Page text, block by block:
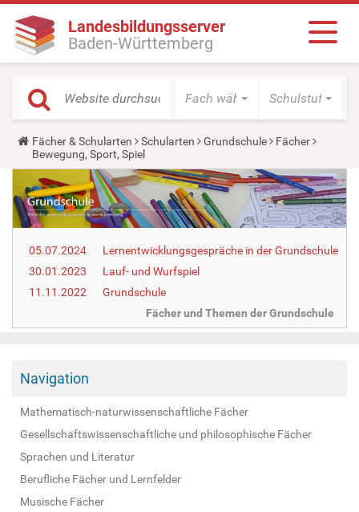
Landesbildungsserver
Baden-Württemberg
Fach wählen Schulstufe
Y
o
u
r
e
h
e
e
:
Fächer & Schularten Schularten Grundschule
Fächer
Bewegung, Sport, Spiel
05.07.2024
Lernentwicklungsgespräche in der Grundschule
30.01.2023
Lauf- und Wurfspiel
11.11.2022
Grundschule
Fächer und Themen der Grundschule
Navigation
Mathematisch-naturwissenschaftliche Fächer
Gesellschaftswissenschaftliche und philosophische Fächer
Sprachen und Literatur
Berufliche Fächer und Lernfelder
Musische Fächer